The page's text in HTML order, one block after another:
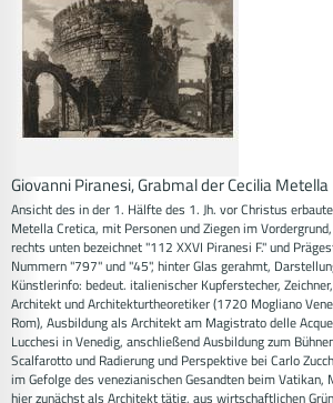
Giovanni Piranesi, Grabmal der Cecilia Metella
Ansicht des in der 1. Hälfte des 1. Jh. vor Christus
Metella Cretica, mit Personen und Ziegen im
rechts unten bezeichnet "112 XXVI Piranesi F." und
Nummern "797" und "45", hinter Glas gerahmt,
Künstlerinfo: bedeut. italienischer Kupferstecher,
Architekt und Architekturtheoretiker (1720 Mogliano
Rom), Ausbildung als Architekt am Magistrato delle
Lucchesi in Venedig, anschließend Ausbildung zum
Scalfarotto und Radierung und Perspektive bei Carlo
im Gefolge des venezianischen Gesandten beim Vatikan,
hier zunächst als Architekt tätig, aus wirtschaftlichen